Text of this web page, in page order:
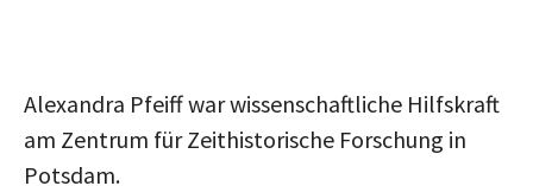
Alexandra Pfeiff war wissenschaftliche Hilfskraft
am Zentrum für Zeithistorische Forschung in
Potsdam.